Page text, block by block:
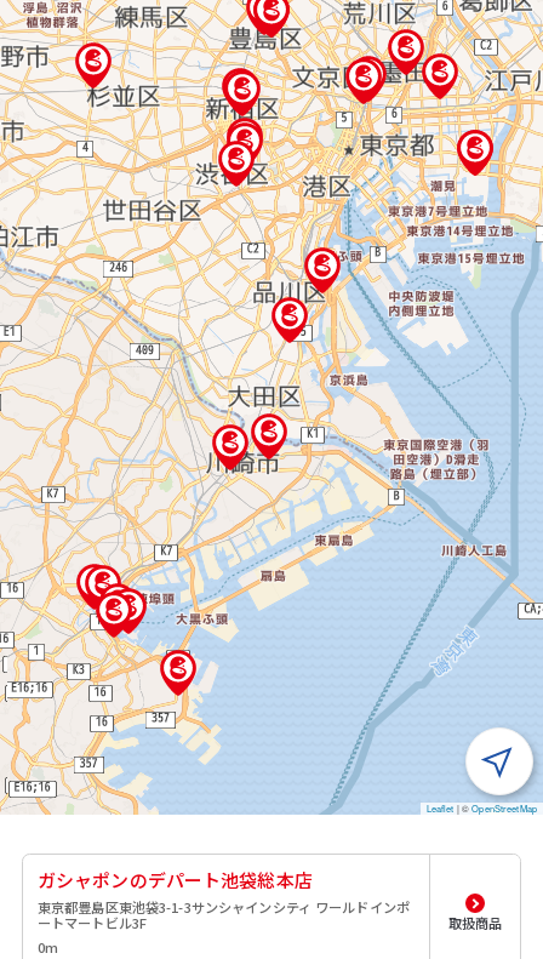
Leaflet |©OpenStreetMap
ガシャポンのデパート池袋総本店
東京都豊島区東池袋3-1-3サンシャインシティ ワールドインポ
ートマートビル3F
0m
取扱商品